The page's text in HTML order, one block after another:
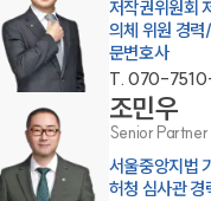
글로벌 파트너 로펌
고객의 소리
통합검색
AI대륜
저작권위원회
의체 위원 경
문변호사
T. 070-
조민우
Senior
서울중앙지법
허청 심사관 경